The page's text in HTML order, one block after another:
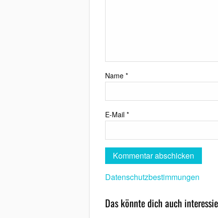
Name *
E-Mail *
Datenschutzbestimmungen
Das könnte dich auch